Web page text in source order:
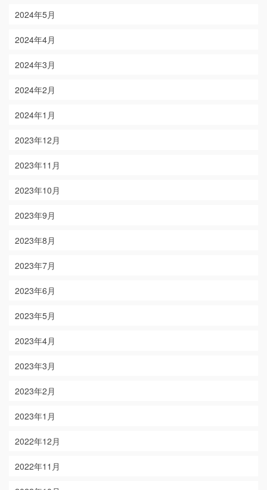
2024年5月
2024年4月
2024年3月
2024年2月
2024年1月
2023年12月
2023年11月
2023年10月
2023年9月
2023年8月
2023年7月
2023年6月
2023年5月
2023年4月
2023年3月
2023年2月
2023年1月
2022年12月
2022年11月